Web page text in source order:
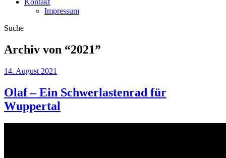
Impressum
Suche
Archiv von “2021”
14. August 2021
Olaf – Ein Schwerlastenrad für
Wuppertal